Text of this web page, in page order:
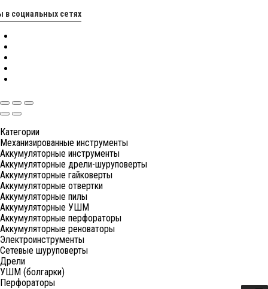
в социальных сетях
Категории
Механизированные инструменты
Аккумуляторные инструменты
Аккумуляторные дрели-шуруповерты
Аккумуляторные гайковерты
Аккумуляторные отвертки
Аккумуляторные пилы
Аккумуляторные УШМ
Аккумуляторные перфораторы
Аккумуляторные реноваторы
Электроинструменты
Сетевые шуруповерты
Дрели
УШМ (болгарки)
Перфораторы